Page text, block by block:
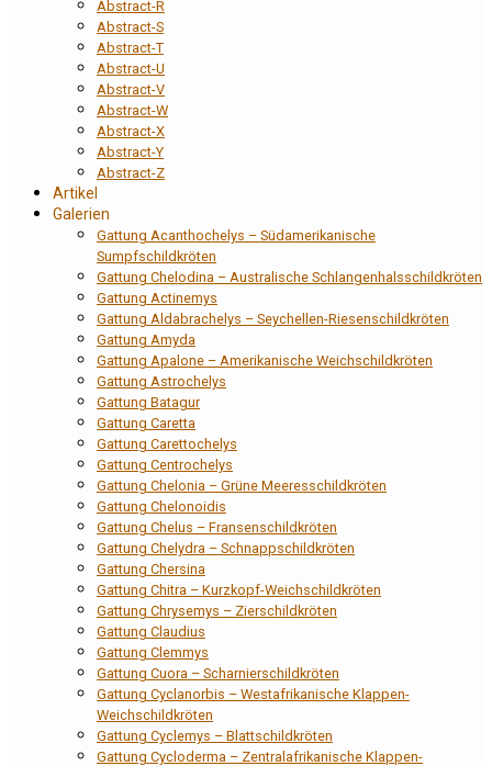
Abstract-R
Abstract-S
Abstract-T
Abstract-U
Abstract-V
Abstract-W
Abstract-X
Abstract-Y
Abstract-Z
Artikel
Galerien
Gattung Acanthochelys – Südamerikanische
Sumpfschildkröten
Gattung Chelodina – Australische Schlangenhalsschildkröten
Gattung Actinemys
Gattung Aldabrachelys – Seychellen-Riesenschildkröten
Gattung Amyda
Gattung Apalone – Amerikanische Weichschildkröten
Gattung Astrochelys
Gattung Batagur
Gattung Caretta
Gattung Carettochelys
Gattung Centrochelys
Gattung Chelonia – Grüne Meeresschildkröten
Gattung Chelonoidis
Gattung Chelus – Fransenschildkröten
Gattung Chelydra – Schnappschildkröten
Gattung Chersina
Gattung Chitra – Kurzkopf-Weichschildkröten
Gattung Chrysemys – Zierschildkröten
Gattung Claudius
Gattung Clemmys
Gattung Cuora – Scharnierschildkröten
Gattung Cyclanorbis – Westafrikanische Klappen-
Weichschildkröten
Gattung Cyclemys – Blattschildkröten
Gattung Cycloderma – Zentralafrikanische Klappen-